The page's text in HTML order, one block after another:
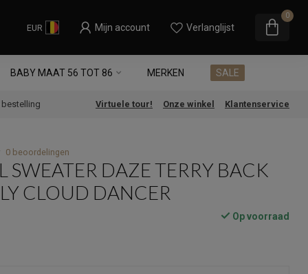
EUR Mijn account Verlanglijst
0
BABY MAAT 56 TOT 86 MERKEN SALE
bestelling Virtuele tour! Onze winkel Klantenservice
0 beoordelingen
SWEATER DAZE TERRY BACK
CLOUD DANCER
Op voorraad